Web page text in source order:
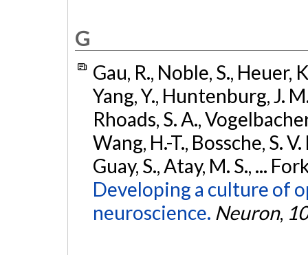
G
Gau, R., Noble, S., Heuer,
Yang, Y., Huntenburg, J.
Rhoads, S. A.,
Wang, H.-T., Bossche, S.
Guay, S., Atay, M. S., ...
Developing a culture of
neuroscience. Neuron,